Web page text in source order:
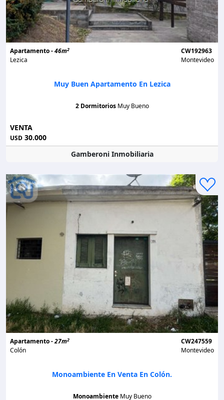
Apartamento -46m2
Lezica
CW192963
Montevideo
Muy Buen Apartamento En Lezica
2 Dormitorios Muy Bueno
VENTA
USD 30.000
Gamberoni Inmobiliaria
Apartamento -27m2
Colón
CW247559
Montevideo
Monoambiente En Venta En Colón.
Monoambiente Muy Bueno